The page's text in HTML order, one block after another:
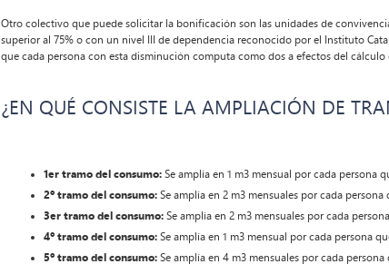
Otro colectivo que puede solicitar la bonificación son las unidades de
superior al 75% o con un nivel III de dependencia reconocido por el Instituto
que cada persona con esta disminución computa como dos a efectos del cálculo
¿EN QUÉ CONSISTE LA AMPLIACIÓN DE
1er tramo del consumo:Se amplía en 1 m3 mensual por cada persona
2º tramo del consumo:Se amplía en 2 m3 mensuales por cada persona
3er tramo del consumo:Se amplía en 2 m3 mensuales por cada
4º tramo del consumo: Se amplía en 1 m3 mensual por cada persona
5º tramo del consumo: Se amplía en 4 m3 mensuales por cada persona